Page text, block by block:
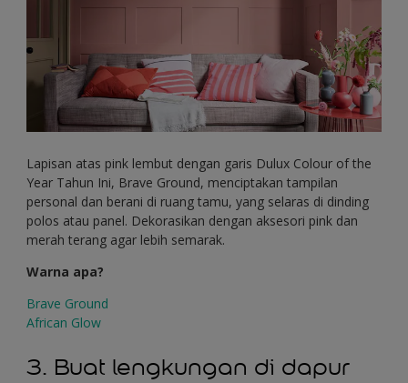
Lapisan atas pink lembut dengan garis Dulux Colour of the
Year Tahun Ini, Brave Ground, menciptakan tampilan
personal dan berani di ruang tamu, yang selaras di dinding
polos atau panel. Dekorasikan dengan aksesori pink dan
merah terang agar lebih semarak.
Warna apa?
Brave Ground
African Glow
3. Buat lengkungan di dapur